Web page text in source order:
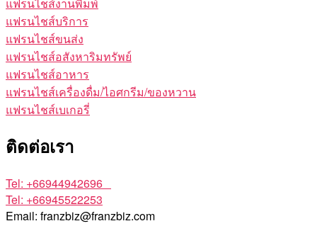
แฟรนไชส์บริการ
แฟรนไชส์ขนส่ง
แฟรนไชส์อสังหาริมทรัพย์
แฟรนไชส์อาหาร
แฟรนไชส์เครื่องดื่ม/ไอศกรีม/ของหวาน
แฟรนไชส์เบเกอรี่
ติดต่อเรา
Tel: +66944942696
Tel: +66945522253
Email: franzbiz@franzbiz.com